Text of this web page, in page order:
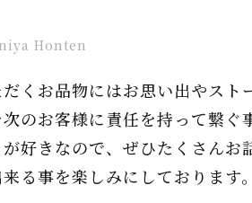
Honten
くお品物にはお思い出やスト
のお客様に責任を持って繋ぐ
好きなので、ぜひたくさんお
る事を楽しみにしております。